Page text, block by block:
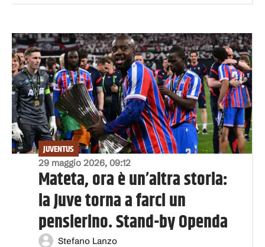
29 maggio 2026, 09:12
JUVENTUS
Mateta, ora è un’altra storia:
la Juve torna a farci un
pensierino. Stand-by Openda
Stefano Lanzo